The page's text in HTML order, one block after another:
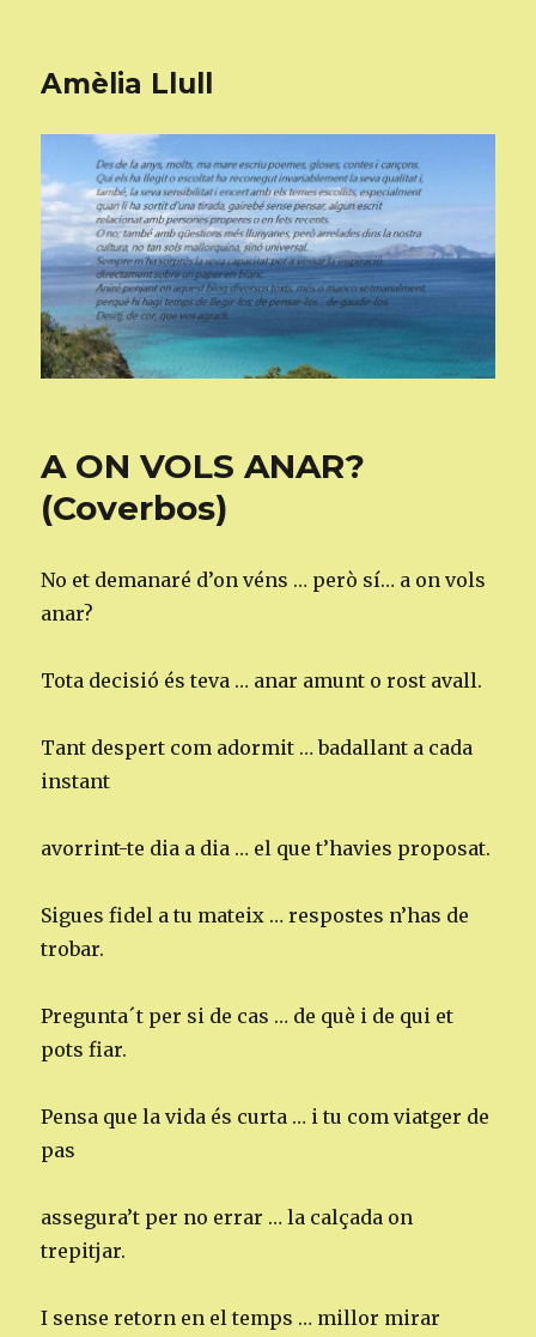
Amèlia Llull
A ON VOLS ANAR?
(Coverbos)
No et demanaré d’on véns … però sí… a on vols
anar?
Tota decisió és teva … anar amunt o rost avall.
Tant despert com adormit … badallant a cada
instant
avorrint-te dia a dia … el que t’havies proposat.
Sigues fidel a tu mateix … respostes n’has de
trobar.
Pregunta´t per si de cas … de què i de qui et
pots fiar.
Pensa que la vida és curta … i tu com viatger de
pas
assegura’t per no errar … la calçada on
trepitjar.
I sense retorn en el temps … millor mirar